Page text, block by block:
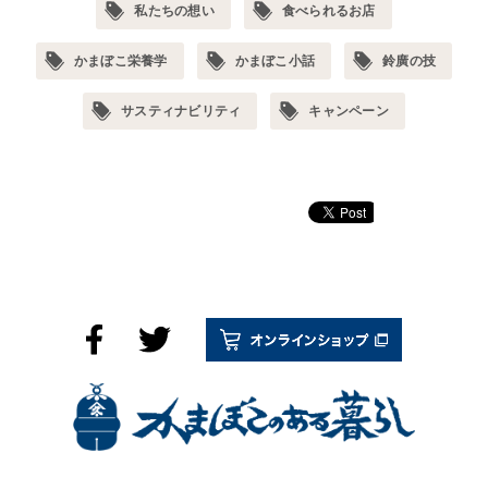
私たちの想い 食べられるお店
かまぼこ栄養学 かまぼこ小話 鈴廣の技
サスティナビリティ キャンペーン